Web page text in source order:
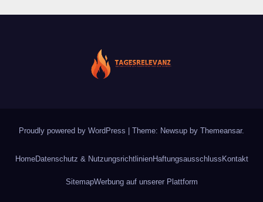
Proudly powered by WordPress Theme: Newsup by Themeansar.
HomeDatenschutz & NutzungsrichtlinienHaftungsausschluss Kontakt
SitemapWerbung auf unserer Plattform